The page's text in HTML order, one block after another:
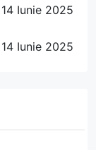
14 Iunie 2025
14 Iunie 2025